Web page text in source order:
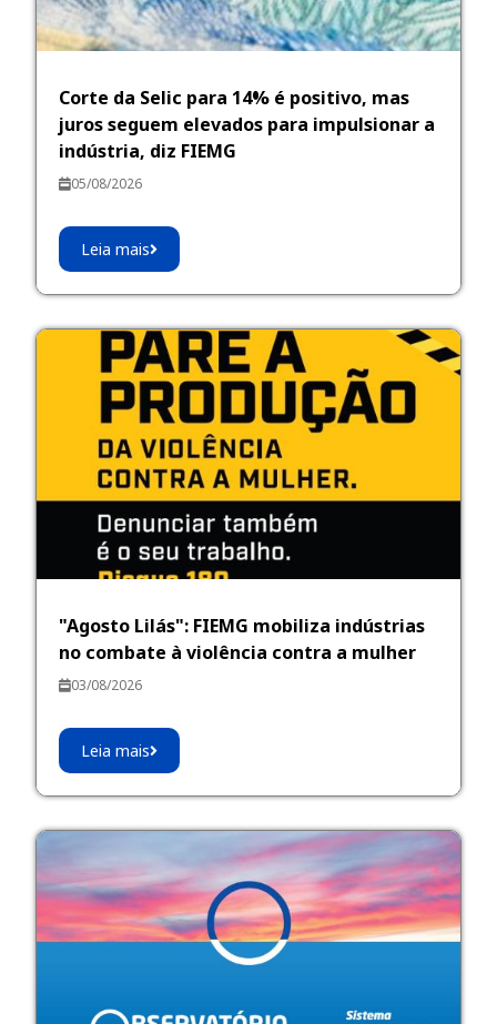
Corte da Selic para 14% é positivo, mas
juros seguem elevados para impulsionar a
indústria, diz FIEMG
05/08/2026
Leia mais
"Agosto Lilás": FIEMG mobiliza indústrias
no combate à violência contra a mulher
03/08/2026
Leia mais